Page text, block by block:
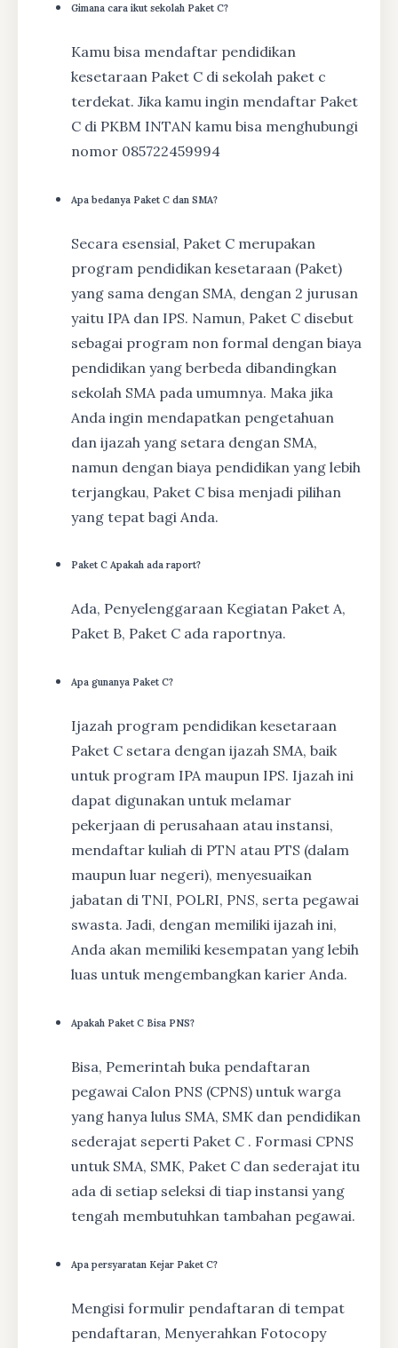
Gimana cara ikut sekolah Paket C?
Kamu bisa mendaftar pendidikan
kesetaraan Paket C di sekolah paket c
terdekat. Jika kamu ingin mendaftar Paket
C di PKBM INTAN kamu bisa menghubungi
nomor 085722459994
Apa bedanya Paket C dan SMA?
Secara esensial, Paket C merupakan
program pendidikan kesetaraan (Paket)
yang sama dengan SMA, dengan 2 jurusan
yaitu IPA dan IPS. Namun, Paket C disebut
sebagai program non formal dengan biaya
pendidikan yang berbeda dibandingkan
sekolah SMA pada umumnya. Maka jika
Anda ingin mendapatkan pengetahuan
dan ijazah yang setara dengan SMA,
namun dengan biaya pendidikan yang lebih
terjangkau, Paket C bisa menjadi pilihan
yang tepat bagi Anda.
Paket C Apakah ada raport?
Ada, Penyelenggaraan Kegiatan Paket A,
Paket B, Paket C ada raportnya.
Apa gunanya Paket C?
Ijazah program pendidikan kesetaraan
Paket C setara dengan ijazah SMA, baik
untuk program IPA maupun IPS. Ijazah ini
dapat digunakan untuk melamar
pekerjaan di perusahaan atau instansi,
mendaftar kuliah di PTN atau PTS (dalam
maupun luar negeri), menyesuaikan
jabatan di TNI, POLRI, PNS, serta pegawai
swasta. Jadi, dengan memiliki ijazah ini,
Anda akan memiliki kesempatan yang lebih
luas untuk mengembangkan karier Anda.
Apakah Paket C Bisa PNS?
Bisa, Pemerintah buka pendaftaran
pegawai Calon PNS (CPNS) untuk warga
yang hanya lulus SMA, SMK dan pendidikan
sederajat seperti Paket C . Formasi CPNS
untuk SMA, SMK, Paket C dan sederajat itu
ada di setiap seleksi di tiap instansi yang
tengah membutuhkan tambahan pegawai.
Apa persyaratan Kejar Paket C?
Mengisi formulir pendaftaran di tempat
pendaftaran, Menyerahkan Fotocopy